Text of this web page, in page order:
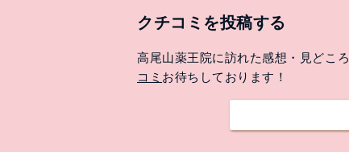
クチコミを投稿する
高尾山薬王院に訪れた感想・見どこ
コミ お待ちしております！